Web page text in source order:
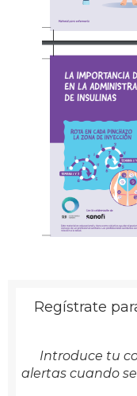
Regístrate
Introduce tu
alertas cuando